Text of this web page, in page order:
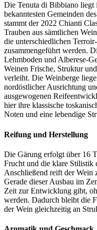
Die Tenuta di Bibbiano liegt
bekanntesten Gemeinden
stammt der 2022 Chianti
Trauben aus sämtlichen
die unterschiedlichen
zusammengeführt werden.
Lehmboden und Alberese-
Weinen Frische, Struktur
verleiht. Die Weinberge
nordöstlicher Ausrichtung
ausgewogenen
hier ihre klassische
Noten und eine lebendige
Reifung und Herstellung
Die Gärung erfolgt über 16
Frucht und die klare Stilistik
Anschließend reift der Wein
Gerade dieser Ausbau im
Zeit zur Entwicklung gibt,
werden. Dadurch bleibt die
der Wein gleichzeitig an